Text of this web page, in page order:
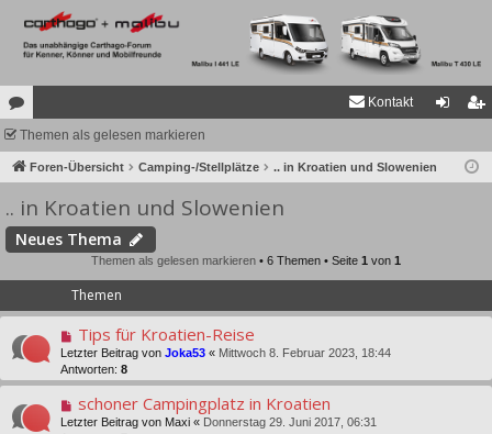
or
en
Kontakt
ist
Themen als gelesen markieren
Foren-Übersicht Camping-/Stellplätze .. in Kroatien und Slowenien
.. in Kroatien und Slowenien
Neues Thema
Themen als gelesen markieren • 6 Themen • Seite 1 von 1
Themen
Tips für Kroatien-Reise
Letzter Beitrag von Joka53 « Mittwoch 8. Februar 2023, 18:44
Antworten: 8
schoner Campingplatz in Kroatien
Letzter Beitrag von Maxi « Donnerstag 29. Juni 2017, 06:31